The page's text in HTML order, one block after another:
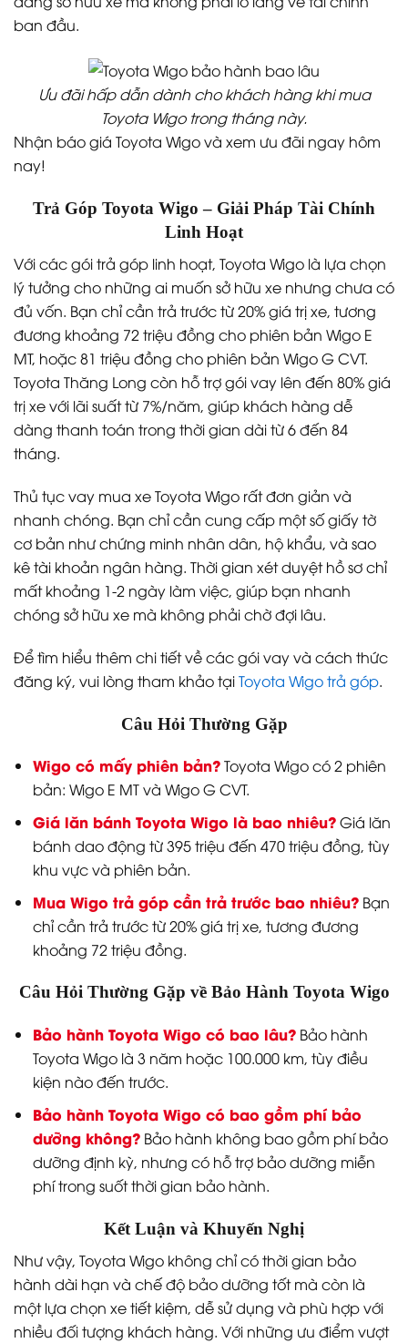
ban đầu.
Ưu đãi hấp dẫn dành cho khách hàng khi mua
Toyota Wigo trong tháng này.
Nhận báo giá Toyota Wigo và xem ưu đãi ngay hôm
nay!
Trả Góp Toyota Wigo – Giải Pháp Tài Chính
Linh Hoạt
Với các gói trả góp linh hoạt, Toyota Wigo là lựa chọn
lý tưởng cho những ai muốn sở hữu xe nhưng chưa có
đủ vốn. Bạn chỉ cần trả trước từ 20% giá trị xe, tương
đương khoảng 72 triệu đồng cho phiên bản Wigo E
MT, hoặc 81 triệu đồng cho phiên bản Wigo G CVT.
Toyota Thăng Long còn hỗ trợ gói vay lên đến 80% giá
trị xe với lãi suất từ 7%/năm, giúp khách hàng dễ
dàng thanh toán trong thời gian dài từ 6 đến 84
tháng.
Thủ tục vay mua xe Toyota Wigo rất đơn giản và
nhanh chóng. Bạn chỉ cần cung cấp một số giấy tờ
cơ bản như chứng minh nhân dân, hộ khẩu, và sao
kê tài khoản ngân hàng. Thời gian xét duyệt hồ sơ chỉ
mất khoảng 1-2 ngày làm việc, giúp bạn nhanh
chóng sở hữu xe mà không phải chờ đợi lâu.
Để tìm hiểu thêm chi tiết về các gói vay và cách thức
đăng ký, vui lòng tham khảo tạiToyota Wigo trả góp.
Câu Hỏi Thường Gặp
Wigo có mấy phiên bản?Toyota Wigo có 2 phiên
bản: Wigo E MT và Wigo G CVT.
Giá lăn bánh Toyota Wigo là bao nhiêu?Giá lăn
bánh dao động từ 395 triệu đến 470 triệu đồng, tùy
khu vực và phiên bản.
Mua Wigo trả góp cần trả trước bao nhiêu?Bạn
chỉ cần trả trước từ 20% giá trị xe, tương đương
khoảng 72 triệu đồng.
Câu Hỏi Thường Gặp về Bảo Hành Toyota Wigo
Bảo hành Toyota Wigo có bao lâu?Bảo hành
Toyota Wigo là 3 năm hoặc 100.000 km, tùy điều
kiện nào đến trước.
Bảo hành Toyota Wigo có bao gồm phí bảo
dưỡng không?Bảo hành không bao gồm phí bảo
dưỡng định kỳ, nhưng có hỗ trợ bảo dưỡng miễn
phí trong suốt thời gian bảo hành.
Kết Luận và Khuyến Nghị
Như vậy, Toyota Wigo không chỉ có thời gian bảo
hành dài hạn và chế độ bảo dưỡng tốt mà còn là
một lựa chọn xe tiết kiệm, dễ sử dụng và phù hợp với
nhiều đối tượng khách hàng. Với những ưu điểm vượt